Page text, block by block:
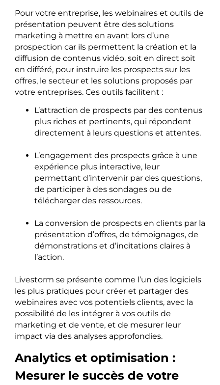
Pour votre entreprise, les webinaires et outils de
présentation peuvent être des solutions
marketing à mettre en avant lors d’une
prospection car ils permettent la création et la
diffusion de contenus vidéo, soit en direct soit
en différé, pour instruire les prospects sur les
offres, le secteur et les solutions proposés par
votre entreprises. Ces outils facilitent :
L’attraction de prospects par des contenus
plus riches et pertinents, qui répondent
directement à leurs questions et attentes.
L’engagement des prospects grâce à une
expérience plus interactive, leur
permettant d’intervenir par des questions,
de participer à des sondages ou de
télécharger des ressources.
La conversion de prospects en clients par la
présentation d’offres, de témoignages, de
démonstrations et d’incitations claires à
l’action.
Livestorm se présente comme l’un des logiciels
les plus pratiques pour créer et partager des
webinaires avec vos potentiels clients, avec la
possibilité de les intégrer à vos outils de
marketing et de vente, et de mesurer leur
impact via des analyses approfondies.
Analytics et optimisation :
Mesurer le succès de votre